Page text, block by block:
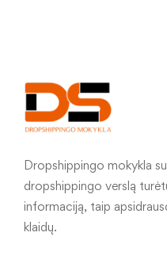
Dropshippingo mokykla
dropshippingo verslą
informaciją, taip
klaidų.